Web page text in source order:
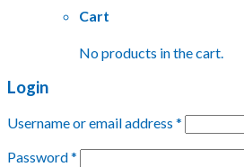
Cart
No products in the cart.
Login
Username or email address *
Password*